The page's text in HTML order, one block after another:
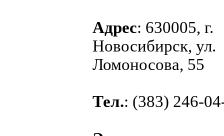
Адрес: 630005, г.
Новосибирск, ул.
Ломоносова, 55
Тел.: (383) 246-